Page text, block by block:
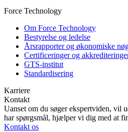
Force Technology
Om Force Technology
Bestyrelse og ledelse
Årsrapporter og økonomiske
Certificeringer og
GTS-institut
Standardisering
Karriere
Kontakt
Uanset om du søger ekspertviden, vil
har spørgsmål, hjælper vi dig med at
Kontakt os